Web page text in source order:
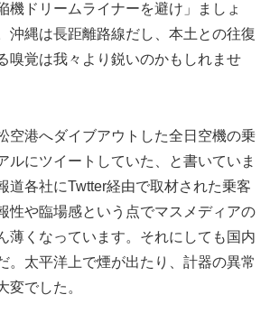
機ドリームライナーを避け」ましょ
沖縄は長距離路線だし、本土との往復
嗅覚は我々より鋭いのかもしれませ
空港へダイブアウトした全日空機の乗
ルにツイートしていた、と書いていま
道各社にTwtter経由で取材された乗客
性や臨場感という点でマスメディアの
薄くなっています。それにしても国内
。太平洋上で煙が出たり、計器の異常
変でした。